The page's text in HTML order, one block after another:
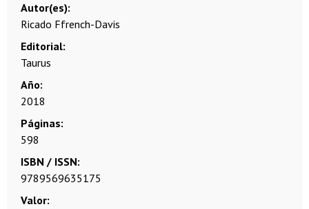
Autor(es)
Ricado Ffrench-Davis
Editorial
Taurus
Año
2018
Páginas
598
ISBN / ISSN
9789569635175
Valor